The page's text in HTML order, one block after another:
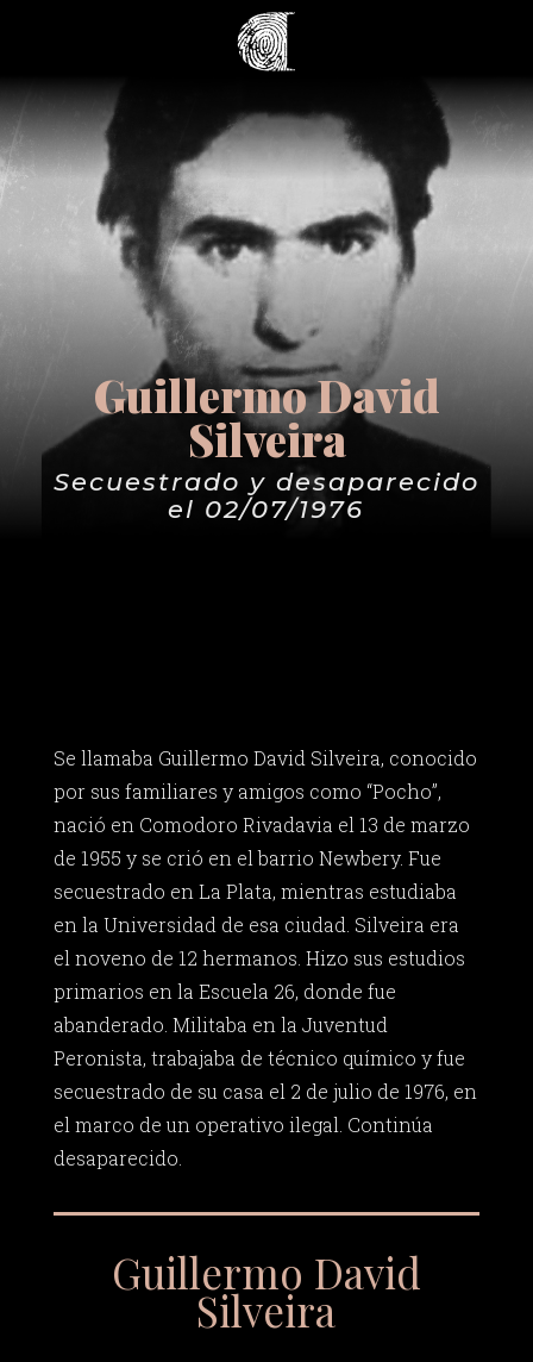
Guillermo David
Silveira
Secuestrado y desaparecido
el 02/07/1976
Se llamaba Guillermo David Silveira, conocido
por sus familiares y amigos como “Pocho”,
nació en Comodoro Rivadavia el 13 de marzo
de 1955 y se crió en el barrio Newbery. Fue
secuestrado en La Plata, mientras estudiaba
en la Universidad de esa ciudad. Silveira era
el noveno de 12 hermanos. Hizo sus estudios
primarios en la Escuela 26, donde fue
abanderado. Militaba en la Juventud
Peronista, trabajaba de técnico químico y fue
secuestrado de su casa el 2 de julio de 1976, en
el marco de un operativo ilegal. Continúa
desaparecido.
Guillermo David
Silveira